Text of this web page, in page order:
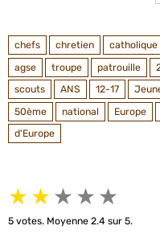
chefs chretien catholique
agse
troupe patrouille
scouts
ANS 12-17
50ème
national Europe
d'Europe
★ ★ ★ ★ ★
5 votes. Moyenne 2.4 sur 5.